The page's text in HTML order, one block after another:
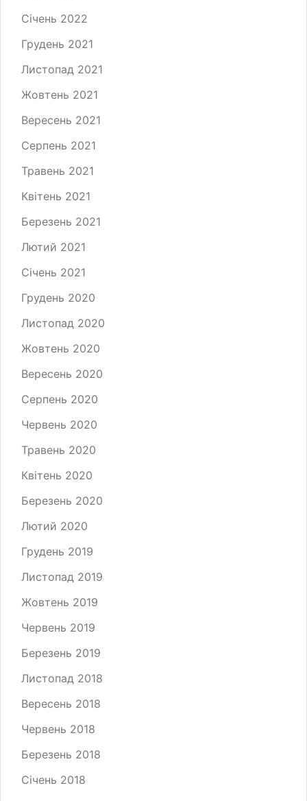
Січень 2022
Грудень 2021
Листопад 2021
Жовтень 2021
Вересень 2021
Серпень 2021
Травень 2021
Квітень 2021
Березень 2021
Лютий 2021
Січень 2021
Грудень 2020
Листопад 2020
Жовтень 2020
Вересень 2020
Серпень 2020
Червень 2020
Травень 2020
Квітень 2020
Березень 2020
Лютий 2020
Грудень 2019
Листопад 2019
Жовтень 2019
Червень 2019
Березень 2019
Листопад 2018
Вересень 2018
Червень 2018
Березень 2018
Січень 2018